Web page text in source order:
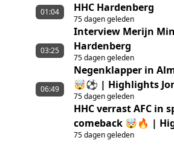
HHC Hardenberg
75 dagen geleden
01:04
Interview Merijn
Hardenberg
75 dagen geleden
03:25
Negenklapper in
🤯⚽ | Highlights
– GVVV
75 dagen geleden
06:49
HHC verrast AFC in
comeback 🤯🔥 |
HHC Hardenberg
75 dagen geleden